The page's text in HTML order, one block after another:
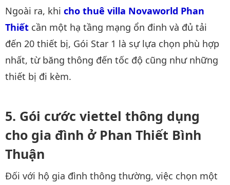
Ngoài ra, khi cho thuê villa Novaworld Phan
Thiết cần một hạ tầng mạng ổn đinh và đủ tải
đến 20 thiết bị, Gói Star 1 là sự lựa chọn phù hợp
nhất, từ băng thông đến tốc độ cũng như những
thiết bị đi kèm.
Gói cước viettel thông dụng
cho gia đình ở Phan Thiết Bình
Thuận
Đối với hộ gia đình thông thường, việc chọn một